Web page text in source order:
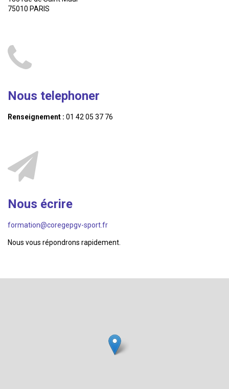
75010 PARIS
Nous telephoner
Renseignement : 01 42 05 37 76
Nous écrire
formation@coregepgv-sport.fr
Nous vous répondrons rapidement.